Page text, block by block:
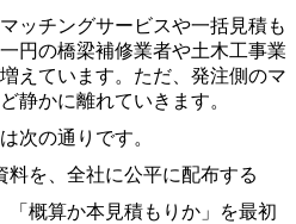
ッチングサービスや一括見積も
円の橋梁補修業者や土木工事業
えています。ただ、発注側のマ
静かに離れていきます。
次の通りです。
料を、全社に公平に配布する
「概算か本見積もりか」を最初